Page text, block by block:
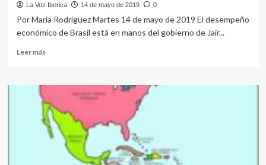
no
hablar
de
sino
biológico:
masculino
y
femenino
La Voz Iberica 14 de mayo de 2019 0
Por María Rodríguez Martes 14 de mayo de 2019 El desempeño
económico de Brasil está en manos del gobierno de Jair...
Leer másLeer
Las
2
reformas
“vitales”
de
Bolsonaro